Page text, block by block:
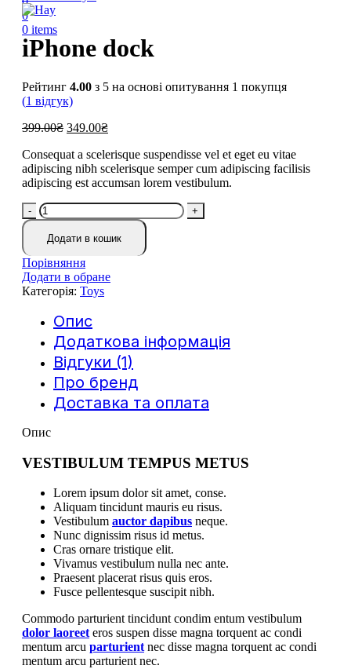
0
0 items
iPhone dock
Рейтинг 4.00 з 5 на основі опитування 1 покупця
(1 відгук)
399.00₴ Оригінальна
399.00₴.
349.00₴Поточна
349.00₴.
Consequat a scelerisque suspendisse vel et eget eu vitae
adipiscing nibh scelerisque semper cum adipiscing facilisis
adipiscing est accumsan lorem vestibulum.
iPhone
dock
кількість
Додати в кошик
Порівняння
Додати в обране
Категорія: Toys
Опис
Додаткова інформація
Відгуки (1)
Про бренд
Доставка та оплата
Опис
VESTIBULUM TEMPUS METUS
Lorem ipsum dolor sit amet, conse.
Aliquam tincidunt mauris eu risus.
Vestibulum auctor dapibus neque.
Nunc dignissim risus id metus.
Cras ornare tristique elit.
Vivamus vestibulum nulla nec ante.
Praesent placerat risus quis eros.
Fusce pellentesque suscipit nibh.
Commodo parturient tincidunt condim entum vestibulum
dolor laoreet eros suspen disse magna torquent ac condi
mentum arcu parturient nec disse magna torquent ac condi
mentum arcu parturient nec.